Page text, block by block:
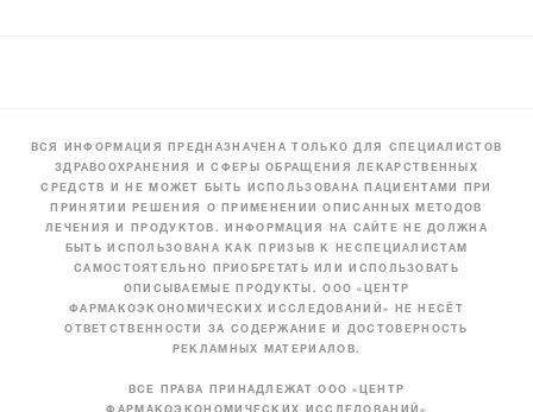
ВСЯ ИНФОРМАЦИЯ ПРЕДНАЗНАЧЕНА ТОЛЬКО ДЛЯ СПЕЦИАЛИСТОВ
ЗДРАВООХРАНЕНИЯ И СФЕРЫ ОБРАЩЕНИЯ ЛЕКАРСТВЕННЫХ
СРЕДСТВ И НЕ МОЖЕТ БЫТЬ ИСПОЛЬЗОВАНА ПАЦИЕНТАМИ ПРИ
ПРИНЯТИИ РЕШЕНИЯ О ПРИМЕНЕНИИ ОПИСАННЫХ МЕТОДОВ
ЛЕЧЕНИЯ И ПРОДУКТОВ. ИНФОРМАЦИЯ НА САЙТЕ НЕ ДОЛЖНА
БЫТЬ ИСПОЛЬЗОВАНА КАК ПРИЗЫВ К НЕСПЕЦИАЛИСТАМ
САМОСТОЯТЕЛЬНО ПРИОБРЕТАТЬ ИЛИ ИСПОЛЬЗОВАТЬ
ОПИСЫВАЕМЫЕ ПРОДУКТЫ. ООО «ЦЕНТР
ФАРМАКОЭКОНОМИЧЕСКИХ ИССЛЕДОВАНИЙ» НЕ НЕСЁТ
ОТВЕТСТВЕННОСТИ ЗА СОДЕРЖАНИЕ И ДОСТОВЕРНОСТЬ
РЕКЛАМНЫХ МАТЕРИАЛОВ.
ВСЕ ПРАВА ПРИНАДЛЕЖАТ ООО «ЦЕНТР